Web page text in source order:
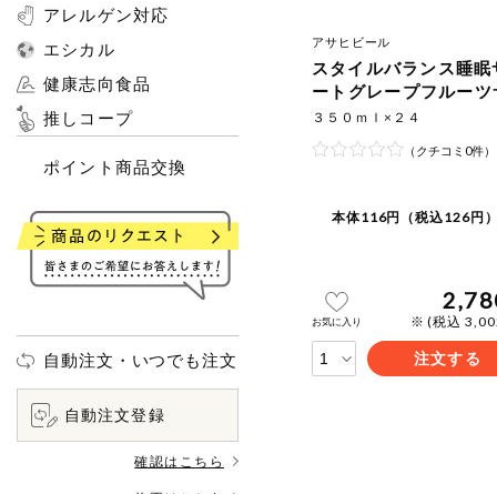
アレルゲン対応
エシカル
健康志向食品
推しコープ
ポイント商品交換
自動注文・いつでも注文
自動注文登録
確認はこちら
アサヒビール
スタイルバランス睡眠
ートグレープフルーツ
ーテイスト
３５０ｍｌ×２４
（クチコミ0件）
本体116円（税込126円
お気に入り ※ (税込
注文する